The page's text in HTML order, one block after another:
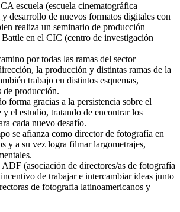
escuela (escuela cinematográfica
desarrollo de nuevos formatos digitales con
realiza un seminario de producción
en el CIC (centro de investigación
por todas las ramas del sector
la producción y distintas ramas de la
trabajo en distintos esquemas,
de producción.
forma gracias a la persistencia sobre el
y el estudio, tratando de encontrar los
cada nuevo desafío.
se afianza como director de fotografía en
y a su vez logra filmar largometrajes,
(asociación de directores/as de fotografía
de trabajar e intercambiar ideas junto
de fotografia latinoamericanos y